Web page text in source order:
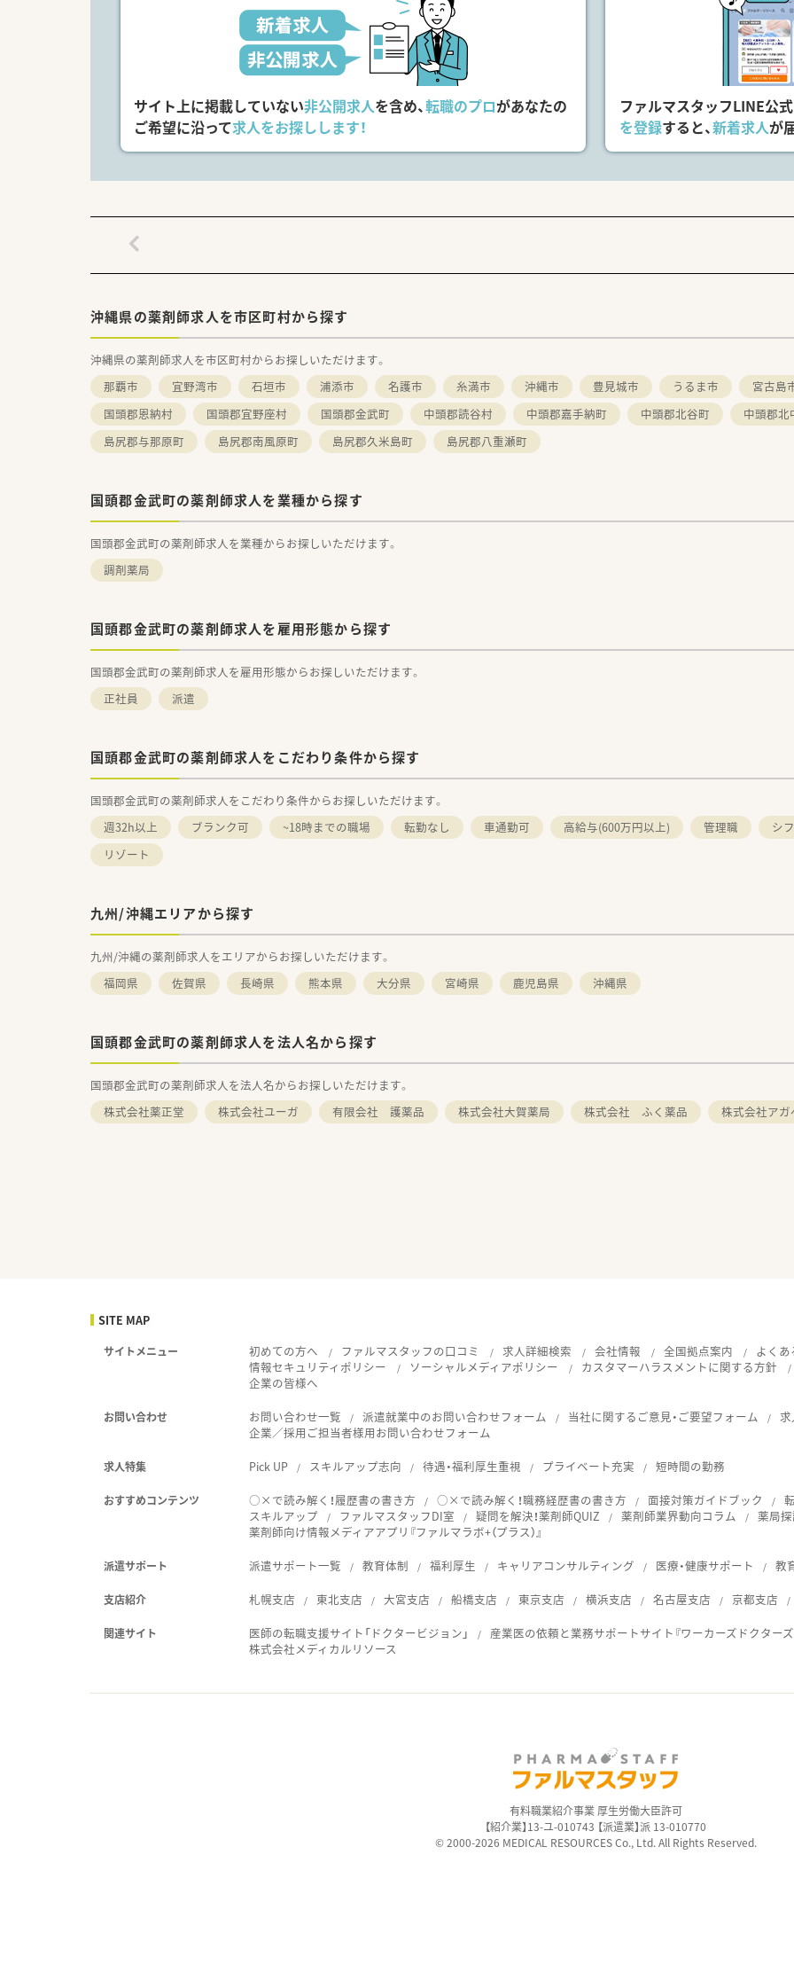
ご希望条件に合わせて求人をお探しします！
まずはお気軽にお問い合わせください。
サイト上に掲載していない非公開求人を含め、転職のプロがあなたの
ご希望に沿って求人をお探しします！
ファルマスタッフLINE公
を登録すると、新着求人が
沖縄県の薬剤師求人を市区町村から探す
沖縄県の薬剤師求人を市区町村からお探しいただけます。
那覇市
宜野湾市 石垣市 浦添市 名護市 糸満市 沖縄市 豊見城市 うるま市 宮古島
国頭郡恩納村
国頭郡宜野座村 国頭郡金武町 中頭郡読谷村 中頭郡嘉手納町 中頭郡北谷町 中頭郡北
島尻郡与那原町
島尻郡南風原町 島尻郡久米島町 島尻郡八重瀬町
国頭郡金武町の薬剤師求人を業種から探す
国頭郡金武町の薬剤師求人を業種からお探しいただけます。
調剤薬局
国頭郡金武町の薬剤師求人を雇用形態から探す
国頭郡金武町の薬剤師求人を雇用形態からお探しいただけます。
正社員
派遣
国頭郡金武町の薬剤師求人をこだわり条件から探す
国頭郡金武町の薬剤師求人をこだわり条件からお探しいただけます。
週32h以上
ブランク可 ~18時までの職場 転勤なし 車通勤可 高給与(600万円以上) 管理職 シ
リゾート
九州/沖縄エリアから探す
九州/沖縄の薬剤師求人をエリアからお探しいただけます。
福岡県
佐賀県 長崎県 熊本県 大分県 宮崎県 鹿児島県 沖縄県
国頭郡金武町の薬剤師求人を法人名から探す
国頭郡金武町の薬剤師求人を法人名からお探しいただけます。
株式会社薬正堂
株式会社ユーガ 有限会社 護薬品 株式会社大賀薬局 株式会社 ふく薬品 株式会社アガ
SITE MAP
サイトメニュー 初めての方へ ファルマスタッフの口コミ 求人詳細検索 会社情報 全国拠点案内 よくあ
情報セキュリティポリシー
ソーシャルメディアポリシー カスタマーハラスメントに関する方針
企業の皆様へ
お問い合わせ お問い合わせ一覧 派遣就業中のお問い合わせフォーム 当社に関するご意見・ご要望フォーム
企業／採用ご担当者様用お問い合わせフォーム
求人特集 Pick UP スキルアップ志向 待遇・福利厚生重視 プライベート充実 短時間の勤務
おすすめコンテンツ ○×で読み解く！履歴書の書き方 ○×で読み解く！職務経歴書の書き方 面接対策ガイドブック
スキルアップ
ファルマスタッフDI室 疑問を解決！薬剤師QUIZ 薬剤師業界動向コラム 薬局
薬剤師向け情報メディアアプリ『ファルマラボ+（プラス）』
派遣サポート 派遣サポート一覧 教育体制 福利厚生 キャリアコンサルティング 医療・健康サポート 教
支店紹介 札幌支店 東北支店 大宮支店 船橋支店 東京支店 横浜支店 名古屋支店 京都支店
関連サイト 医師の転職支援サイト「ドクタービジョン」 産業医の依頼と業務サポートサイト『ワーカーズドクターズ
株式会社メディカルリソース
有料職業紹介事業 厚生労働大臣許可
【紹介業】13-ユ-010743 【派遣業】派 13-010770
© 2000-2026 MEDICAL RESOURCES Co., Ltd. All Rights Reserved.